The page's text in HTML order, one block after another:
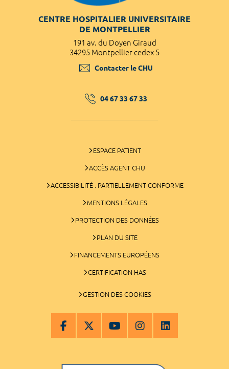
CENTRE HOSPITALIER UNIVERSITAIRE
DE MONTPELLIER
191 av. du Doyen Giraud
34295 Montpellier cedex 5
Contacter le CHU
04 67 33 67 33
ESPACE PATIENT
ACCÈS AGENT CHU
ACCESSIBILITÉ : PARTIELLEMENT CONFORME
MENTIONS LÉGALES
PROTECTION DES DONNÉES
PLAN DU SITE
FINANCEMENTS EUROPÉENS
CERTIFICATION HAS
GESTION DES COOKIES